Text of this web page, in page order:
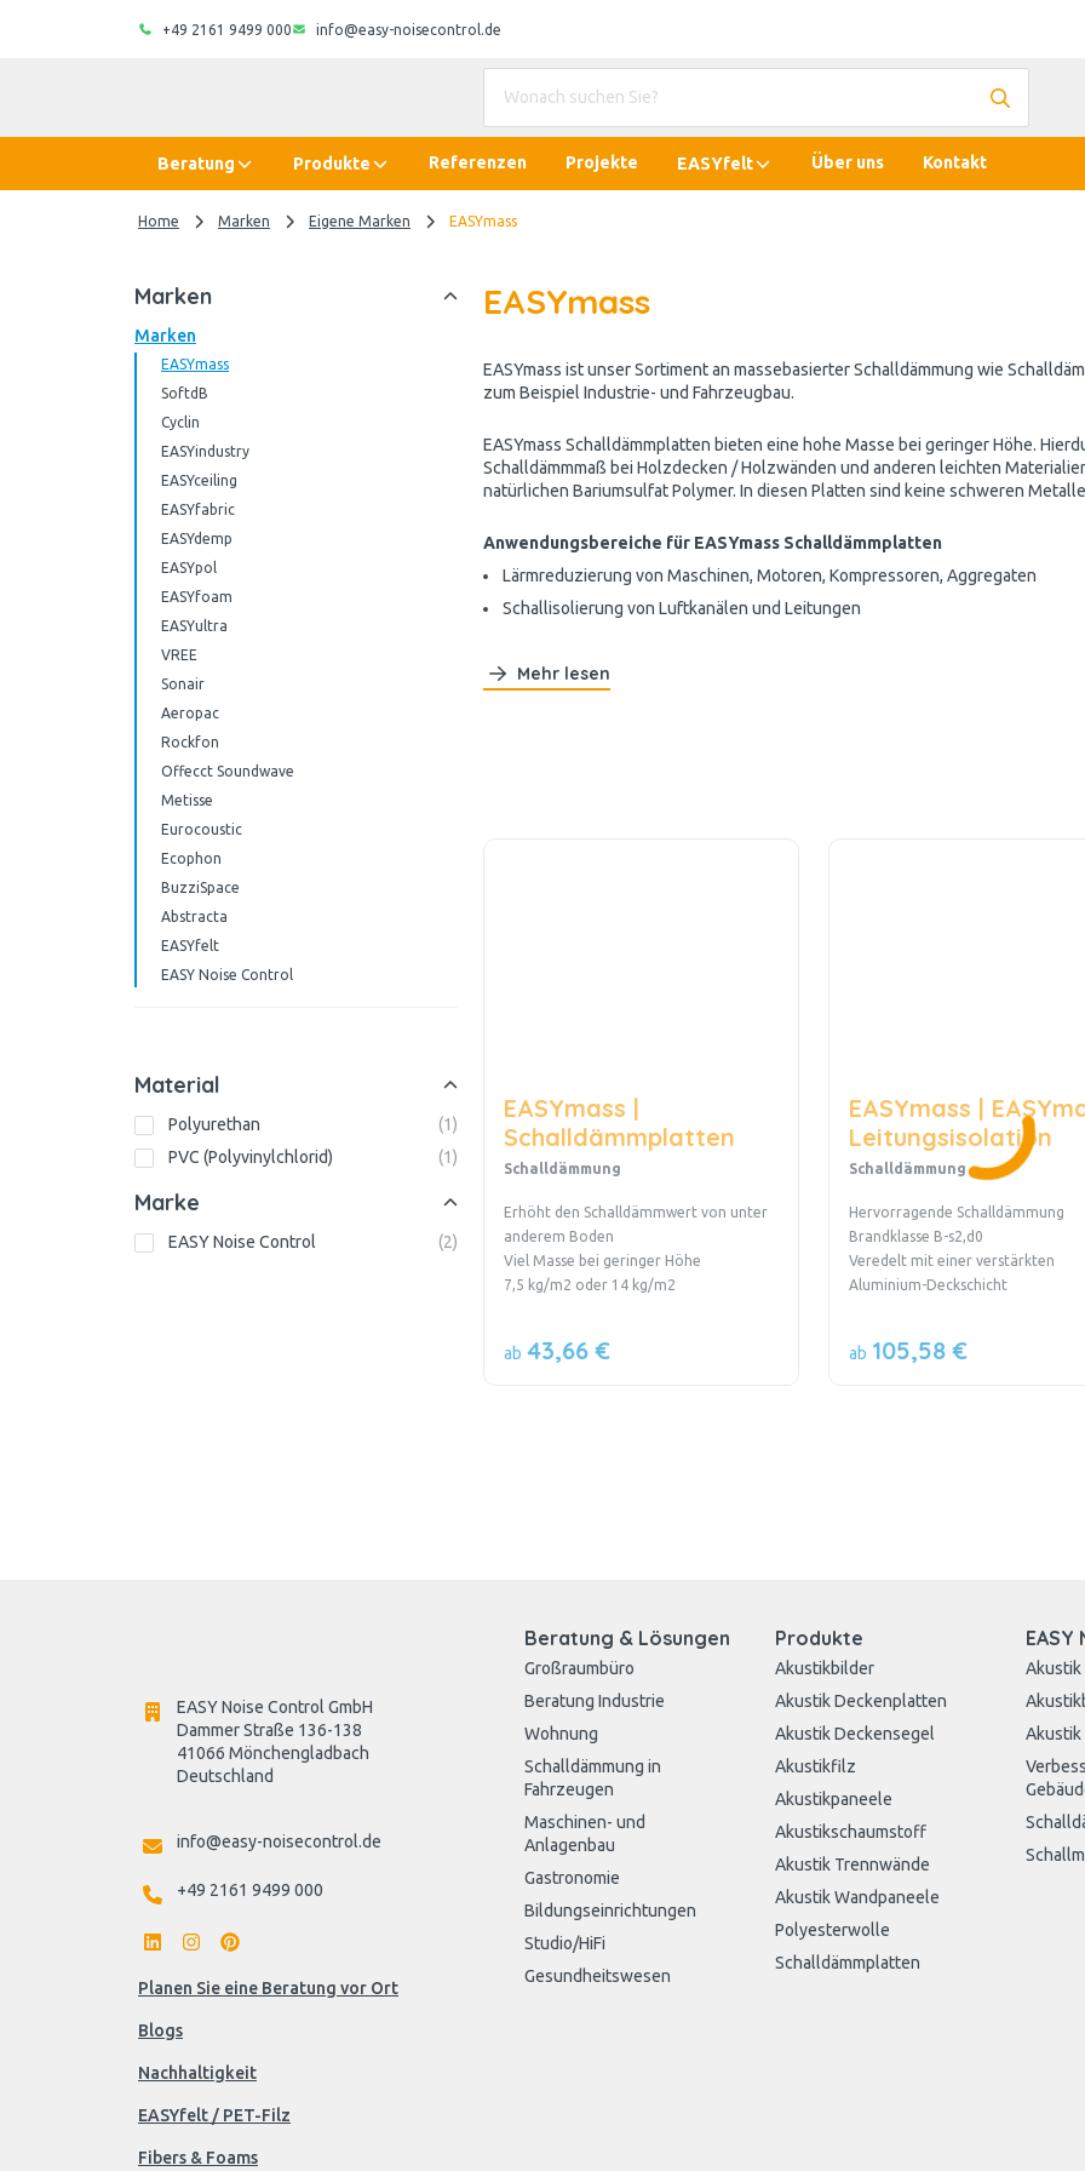
+49 2161 9499 000 info@easy-noisecontrol.de
Beratung Produkte Referenzen Projekte EASYfelt Über uns Kontakt
Home Marken Eigene Marken EASYmass
Marken
Marken
EASYmass
SoftdB
Cyclin
EASYindustry
EASYceiling
EASYfabric
EASYdemp
EASYpol
EASYfoam
EASYultra
VREE
Sonair
Aeropac
Rockfon
Offecct Soundwave
Metisse
Eurocoustic
Ecophon
BuzziSpace
Abstracta
EASYfelt
EASY Noise Control
Material
Polyurethan (1)
PVC (Polyvinylchlorid)
(1)
Marke
EASY Noise Control (2)
EASYmass
EASYmass ist unser Sortiment an massebasierter Schalldämmung wie
zum Beispiel Industrie- und Fahrzeugbau.
EASYmass Schalldämmplatten bieten eine hohe Masse bei geringer Höhe.
Schalldämmmaß bei Holzdecken / Holzwänden und anderen leichten
natürlichen Bariumsulfat Polymer. In diesen Platten sind keine schweren
Anwendungsbereiche für EASYmass Schalldämmplatten
Lärmreduzierung von Maschinen, Motoren, Kompressoren, Aggregaten
Schallisolierung von Luftkanälen und Leitungen
Mehr lesen
EASYmass |
Schalldämmplatten
Schalldämmung
Erhöht den Schalldämmwert von unter
anderem Boden
Viel Masse bei geringer Höhe
7,5 kg/m2 oder 14 kg/m2
ab 43,66 €
EASYmass |
Leitungsisolation
Schalldämmung
Hervorragende Schalldämmung
Brandklasse B-s2,d0
Veredelt mit einer verstärkten
Aluminium-Deckschicht
ab 105,58 €
EASY Noise Control GmbH
Dammer Straße 136-138
41066 Mönchengladbach
Deutschland
info@easy-noisecontrol.de
+49 2161 9499 000
Planen Sie eine Beratung vor Ort
Blogs
Nachhaltigkeit
EASYfelt / PET-Filz
Fibers & Foams
Beratung & Lösungen
Großraumbüro
Beratung Industrie
Wohnung
Schalldämmung in
Fahrzeugen
Maschinen- und
Anlagenbau
Gastronomie
Bildungseinrichtungen
Studio/HiFi
Gesundheitswesen
Produkte
Akustikbilder
Akustik Deckenplatten
Akustik Deckensegel
Akustikfilz
Akustikpaneele
Akustikschaumstoff
Akustik Trennwände
Akustik Wandpaneele
Polyesterwolle
Schalldämmplatten
Akustik